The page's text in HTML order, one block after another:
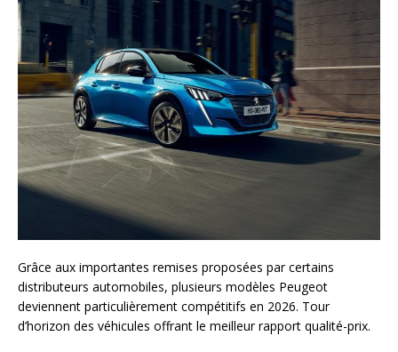
Grâce aux importantes remises proposées par certains
distributeurs automobiles, plusieurs modèles Peugeot
deviennent particulièrement compétitifs en 2026. Tour
d’horizon des véhicules offrant le meilleur rapport qualité-prix.